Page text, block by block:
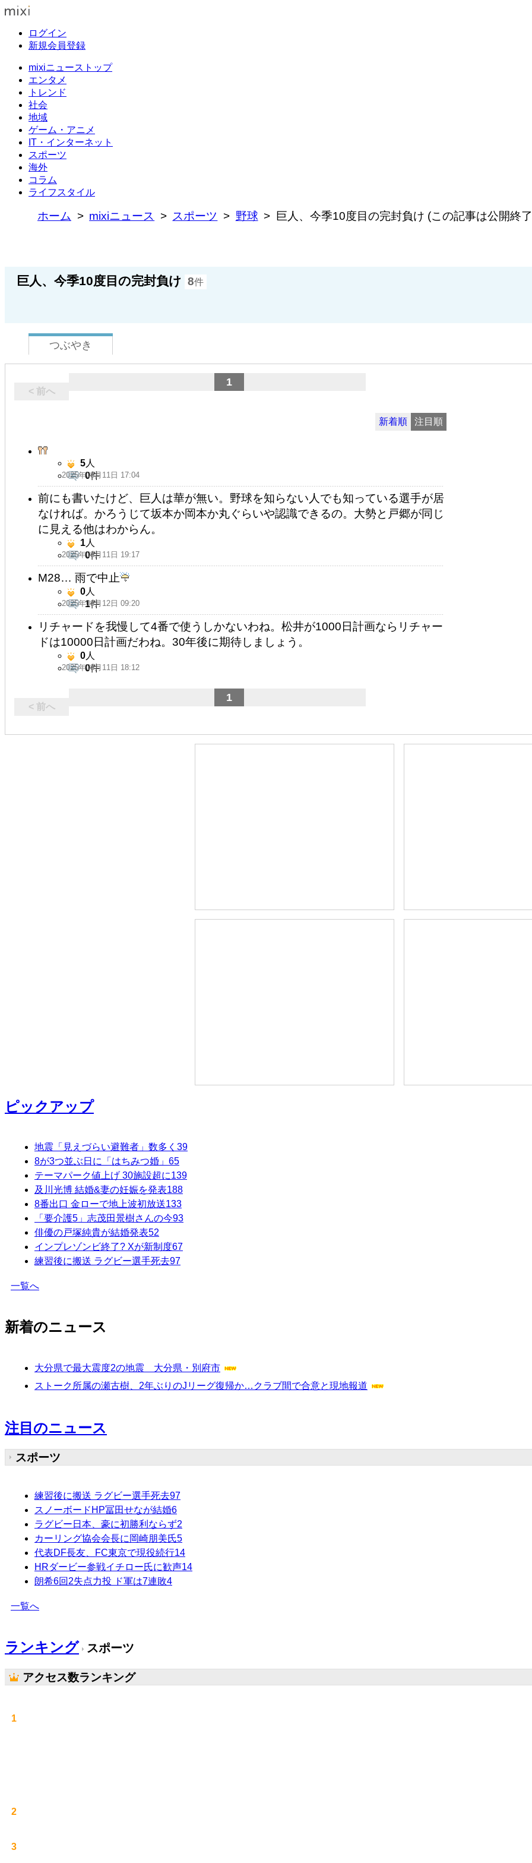
ログイン
新規会員登録
mixiニューストップ
エンタメ
トレンド
社会
地域
ゲーム・アニメ
IT・インターネット
スポーツ
海外
コラム
ライフスタイル
ホーム mixiニュース スポーツ 野球 巨人、今季10度目の完封負け (この記事は公開終
巨人、今季10度目の完封負け 8件
つぶやき
< 前へ
1
新着順 注目順
2025年08月11日 17:04
5人
0件
前にも書いたけど、巨人は華が無い。野球を知らない人でも知っている選手が居
なければ。かろうじて坂本か岡本か丸ぐらいや認識できるの。大勢と戸郷が同じ
に見える他はわからん。
2025年08月11日 19:17
1人
0件
M28… 雨で中止
2025年08月12日 09:20
0人
1件
リチャードを我慢して4番で使うしかないわね。松井が1000日計画ならリチャー
ドは10000日計画だわね。30年後に期待しましょう。
2025年08月11日 18:12
0人
0件
< 前へ
1
ピックアップ
地震「見えづらい避難者」数多く 39
8が3つ並ぶ日に「はちみつ婚」 65
テーマパーク値上げ 30施設超に139
及川光博 結婚&妻の妊娠を発表188
8番出口 金ローで地上波初放送133
「要介護5」志茂田景樹さんの今93
俳優の戸塚純貴が結婚発表52
インプレゾンビ終了? Xが新制度67
練習後に搬送 ラグビー選手死去97
一覧へ
新着のニュース
大分県で最大震度2の地震 大分県・別府市
ストーク所属の瀬古樹、2年ぶりのJリーグ復帰か…クラブ間で合意と現地報道
注目のニュース
スポーツ
練習後に搬送 ラグビー選手死去97
スノーボードHP冨田せなが結婚6
ラグビー日本、豪に初勝利ならず2
カーリング協会会長に岡崎朋美氏5
代表DF長友、FC東京で現役続行14
HRダービー参戦イチロー氏に歓声14
朗希6回2失点力投 ド軍は7連敗4
一覧へ
ランキング スポーツ
アクセス数ランキング
1
2
3